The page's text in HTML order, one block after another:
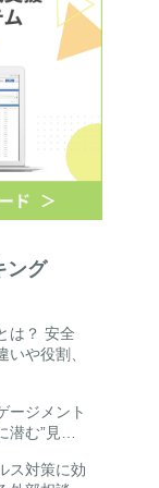
ング
は？ 安全
いや役割、
ージメント
潜む”見…
ス対策に効